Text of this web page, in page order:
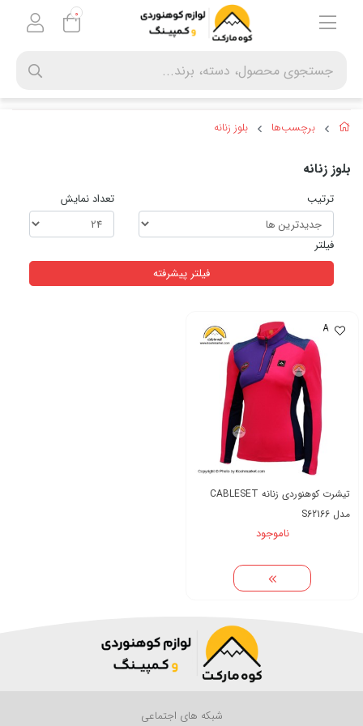
برچسب‌ها بلوز زنانه
بلوز زنانه
ترتیب تعداد نمایش
فیلتر
فیلتر پیشرفته
تیشرت کوهنوردی زنانه CABLESET
مدل S62166
ناموجود
شبکه های اجتماعی
0